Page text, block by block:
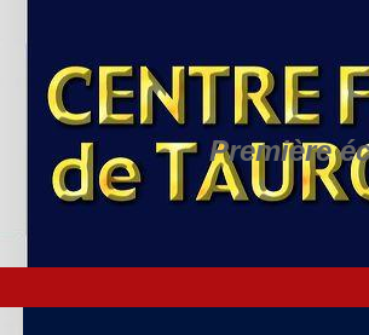
Première